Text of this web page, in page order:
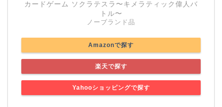
カードゲーム ソクラテスラ〜キメラティック偉人バ
トル〜
ノーブランド品
Amazonで探す
楽天で探す
Yahooショッピングで探す